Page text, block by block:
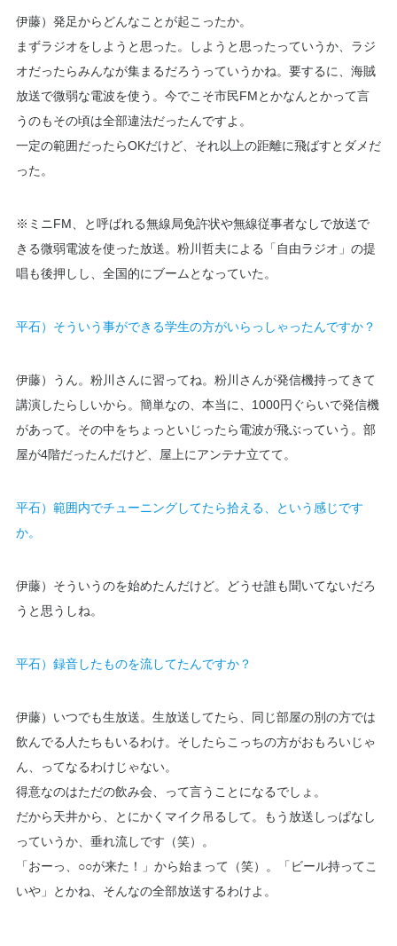
伊藤）発足からどんなことが起こったか。
まずラジオをしようと思った。しようと思ったっていうか、ラジ
オだったらみんなが集まるだろうっていうかね。要するに、海賊
放送で微弱な電波を使う。今でこそ市民FMとかなんとかって言
うのもその頃は全部違法だったんですよ。
一定の範囲だったらOKだけど、それ以上の距離に飛ばすとダメだ
った。
※ミニFM、と呼ばれる無線局免許状や無線従事者なしで放送で
きる微弱電波を使った放送。粉川哲夫による「自由ラジオ」の提
唱も後押しし、全国的にブームとなっていた。
平石）そういう事ができる学生の方がいらっしゃったんですか？
伊藤）うん。粉川さんに習ってね。粉川さんが発信機持ってきて
講演したらしいから。簡単なの、本当に、1000円ぐらいで発信機
があって。その中をちょっといじったら電波が飛ぶっていう。部
屋が4階だったんだけど、屋上にアンテナ立てて。
平石）範囲内でチューニングしてたら拾える、という感じです
か。
伊藤）そういうのを始めたんだけど。どうせ誰も聞いてないだろ
うと思うしね。
平石）録音したものを流してたんですか？
伊藤）いつでも生放送。生放送してたら、同じ部屋の別の方では
飲んでる人たちもいるわけ。そしたらこっちの方がおもろいじゃ
ん、ってなるわけじゃない。
得意なのはただの飲み会、って言うことになるでしょ。
だから天井から、とにかくマイク吊るして。もう放送しっぱなし
っていうか、垂れ流しです（笑）。
「おーっ、○○が来た！」から始まって（笑）。「ビール持ってこ
いや」とかね、そんなの全部放送するわけよ。